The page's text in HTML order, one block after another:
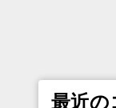
最近の